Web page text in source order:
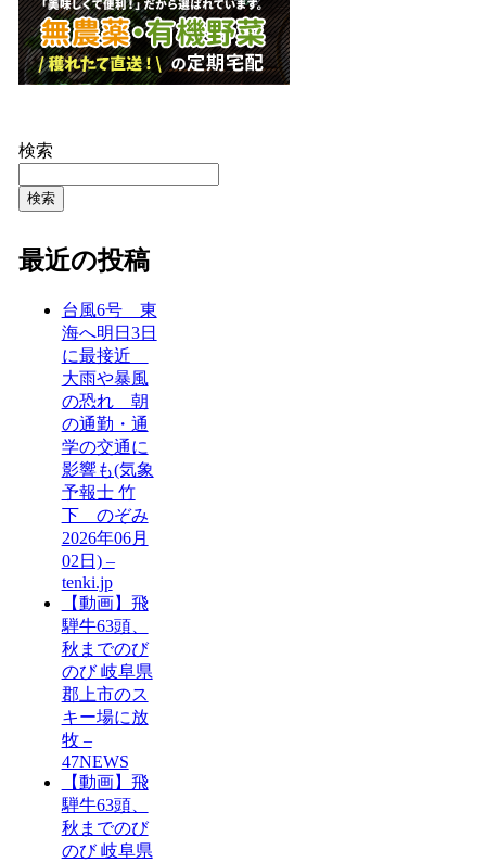
検索
検索
最近の投稿
台風6号 東
海へ明日3日
に最接近
大雨や暴風
の恐れ 朝
の通勤・通
学の交通に
影響も(気象
予報士 竹
下 のぞみ
2026年06月
02日) –
tenki.jp
【動画】飛
騨牛63頭、
秋までのび
のび 岐阜県
郡上市のス
キー場に放
牧 –
47NEWS
【動画】飛
騨牛63頭、
秋までのび
のび 岐阜県